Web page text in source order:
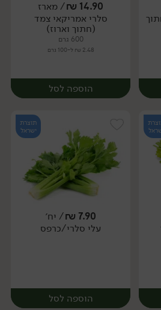
מארז
14.90
₪/ מארז
סלרי אמריקאי צמד
(חתוך וארוז)
600 גרם
2.48 ₪ ל-100 גרם
הוספה לסל
מארז
תוצרת
ישראל
7.90
₪/ יח׳
עלי סלרי/כרפס
הוספה לסל